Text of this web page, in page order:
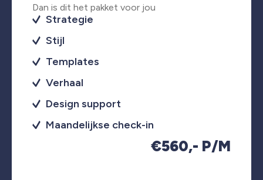
Dan is dit het pakket voor jou
Strategie
Stijl
Templates
Verhaal
Design support
Maandelijkse check-in
€560,- P/M